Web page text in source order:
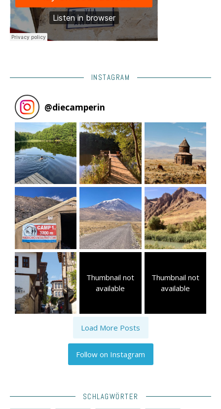
INSTAGRAM
@diecamperin
Thumbnail not
available
Thumbnail not
available
Load More Posts
Follow on Instagram
SCHLAGWÖRTER